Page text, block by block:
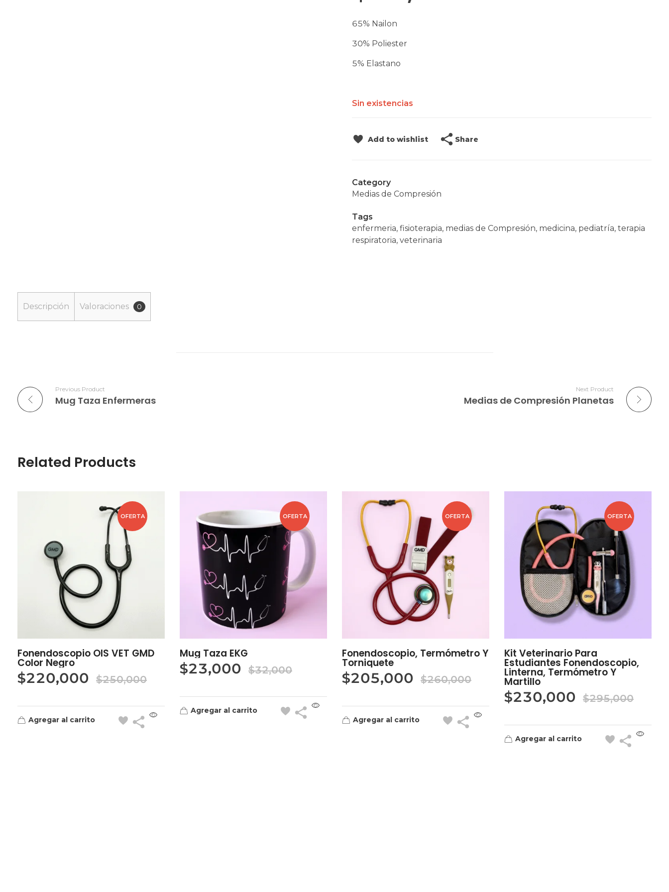
65% Nailon
30% Poliester
5% Elastano
Sin existencias
Add to wishlist Share
Category
Medias de Compresión
Tags
enfermeria, fisioterapia, medias de Compresión, medicina, pediatría, terapia
respiratoria, veterinaria
Descripción Valoraciones 0
Previous Product
Mug Taza Enfermeras
Next Product
Medias de Compresión Planetas
Related Products
OFERTA
Fonendoscopio OIS VET GMD
Color Negro
$220,000 $250,000
Agregar al carrito
OFERTA
Mug Taza EKG
$23,000 $32,000
Agregar al carrito
OFERTA
Fonendoscopio, Termómetro Y
Torniquete
$205,000 $260,000
Agregar al carrito
OFERTA
Kit Veterinario Para
Estudiantes Fonendoscopio,
Linterna, Termómetro Y
Martillo
$230,000 $295,000
Agregar al carrito